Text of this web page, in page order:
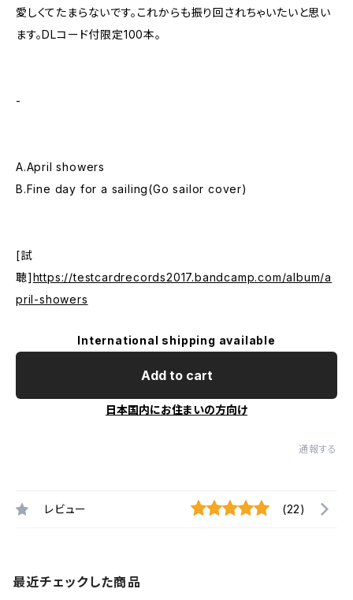
愛しくてたまらないです。これからも振り回されちゃいたいと思い
ます。DLコード付限定100本。
-
A.April showers
B.Fine day for a sailing(Go sailor cover)
[試
聴]https://testcardrecords2017.bandcamp.com/album/a
pril-showers
International shipping available
Add to cart
日本国内にお住まいの方向け
通報する
レビュー (22)
最近チェックした商品